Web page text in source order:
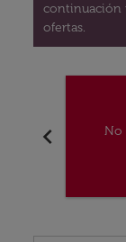
continuación
ofertas.
chevron_left
No